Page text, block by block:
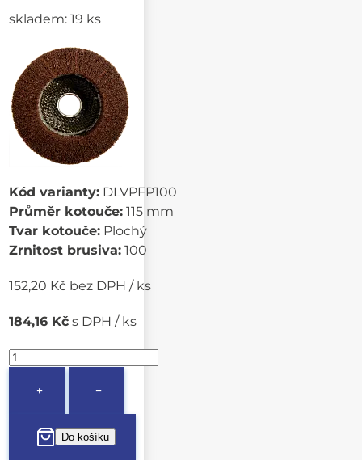
skladem: 19 ks
Kód varianty: DLVPFP100
Průměr kotouče: 115 mm
Tvar kotouče: Plochý
Zrnitost brusiva: 100
152,20 Kč bez DPH / ks
184,16 Kč s DPH / ks
+ −